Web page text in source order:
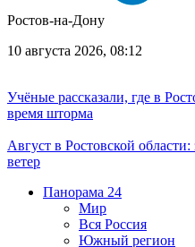
Ростов-на-Дону
10 августа 2026, 08:12
Учёные рассказали, где в
время шторма
Август в Ростовской
ветер
Панорама 24
Мир
Вся Россия
Южный регион